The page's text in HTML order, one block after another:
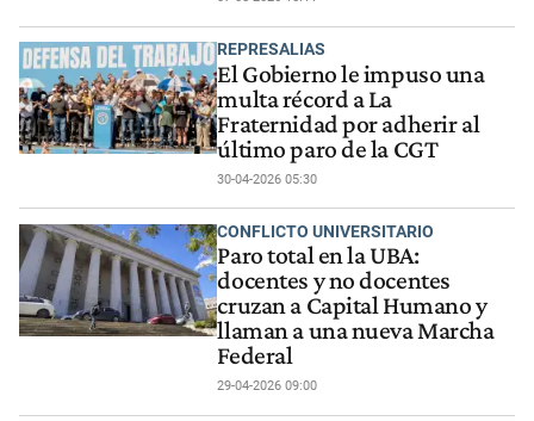
REPRESALIAS
El Gobierno le impuso una
multa récord a La
Fraternidad por adherir al
último paro de la CGT
30-04-2026 05:30
CONFLICTO UNIVERSITARIO
Paro total en la UBA:
docentes y no docentes
cruzan a Capital Humano y
llaman a una nueva Marcha
Federal
29-04-2026 09:00